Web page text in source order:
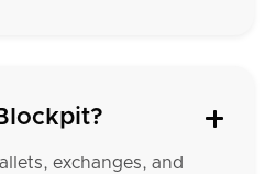
exchanges, and